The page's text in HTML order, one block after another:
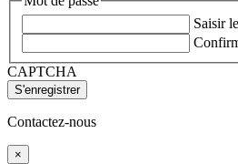
Saisir
CAPTCHA
Contactez-nous
×